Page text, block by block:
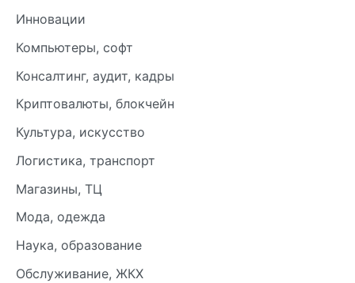
Инновации
Компьютеры, софт
Консалтинг, аудит, кадры
Криптовалюты, блокчейн
Культура, искусство
Логистика, транспорт
Магазины, ТЦ
Мода, одежда
Наука, образование
Обслуживание, ЖКХ